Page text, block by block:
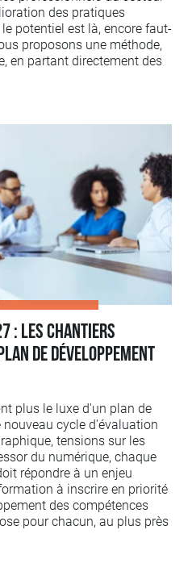
des pratiques
potentiel est là, encore faut-
proposons une méthode,
en partant directement des
: les chantiers
de développement
plus le luxe d'un plan de
cycle d'évaluation
tensions sur les
du numérique, chaque
répondre à un enjeu
à inscrire en priorité
des compétences
pour chacun, au plus près